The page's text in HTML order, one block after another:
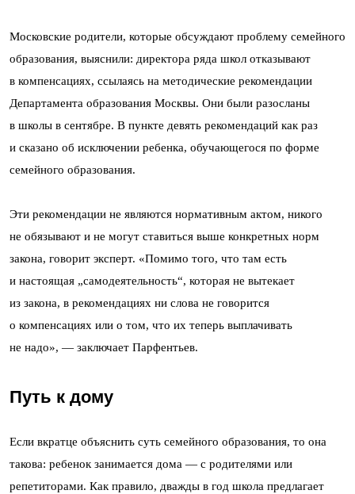
Московские родители, которые обсуждают проблему семейного
образования, выяснили: директора ряда школ отказывают
в компенсациях, ссылаясь на методические рекомендации
Департамента образования Москвы. Они были разосланы
в школы в сентябре. В пункте девять рекомендаций как раз
и сказано об исключении ребенка, обучающегося по форме
семейного образования.
Эти рекомендации не являются нормативным актом, никого
не обязывают и не могут ставиться выше конкретных норм
закона, говорит эксперт. «Помимо того, что там есть
и настоящая „самодеятельность“, которая не вытекает
из закона, в рекомендациях ни слова не говорится
о компенсациях или о том, что их теперь выплачивать
не надо», — заключает Парфентьев.
Путь к дому
Если вкратце объяснить суть семейного образования, то она
такова: ребенок занимается дома — с родителями или
репетиторами. Как правило, дважды в год школа предлагает